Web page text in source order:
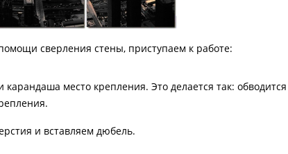
сверления стены, приступаем к работе:
место крепления. Это делается так: обводится
и вставляем дюбель.